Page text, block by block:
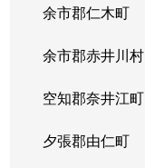
余市郡仁木町
余市郡赤井川村
空知郡奈井江町
夕張郡由仁町